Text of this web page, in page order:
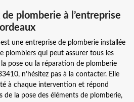
plomberie à l’entreprise
une entreprise de plomberie installée
plombiers qui peut assurer tous les
pose ou la réparation de plomberie
n’hésitez pas à la contacter. Elle
à chaque intervention et répond
de la pose des éléments de plomberie,